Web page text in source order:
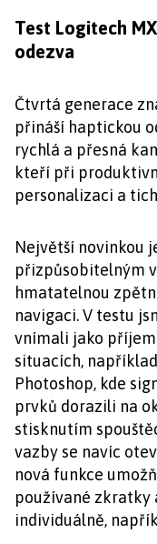
Test Logitech
odezva
Čtvrtá generace
přináší haptickou
rychlá a přesná
kteří při
personalizaci a
Největší novinkou
přizpůsobitelným
hmatatelnou
navigaci. V testu
vnímali jako
situacích,
Photoshop, kde
prvků dorazili na
stisknutím
vazby se navíc
nová funkce
používané zkratky
individuálně,